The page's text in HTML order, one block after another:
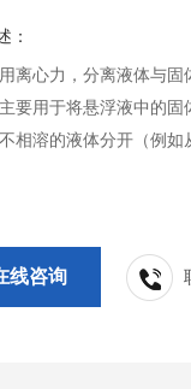
：
离心力，分离液体与
要用于将悬浮液中的
相溶的液体分开（例如
线咨询